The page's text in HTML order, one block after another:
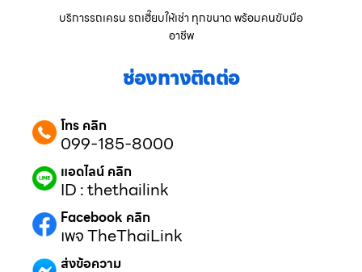
บริการรถเครน รถเฮี๊ยบให้เช่า ทุกขนาด พร้อมคนขับมือ
อาชีพ
ช่องทางติดต่อ
โทร คลิก
099-185-8000
แอดไลน์ คลิก
ID : thethailink
Facebook คลิก
เพจ TheThaiLink
ส่งข้อความ